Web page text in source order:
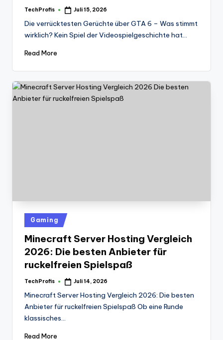
Posted
TechProfis Juli 15, 2026
Die verrücktesten Gerüchte über GTA 6 – Was stimmt
wirklich? Kein Spiel der Videospielgeschichte hat…
Read More
Posted
in
Gaming
Minecraft Server Hosting Vergleich
2026: Die besten Anbieter für
ruckelfreien Spielspaß
Posted
TechProfis Juli 14, 2026
Minecraft Server Hosting Vergleich 2026: Die besten
Anbieter für ruckelfreien Spielspaß Ob eine Runde
klassisches…
Read More